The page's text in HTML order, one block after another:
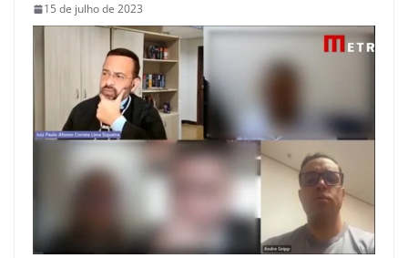
15 de julho de 2023